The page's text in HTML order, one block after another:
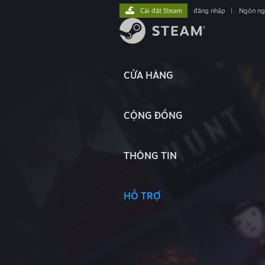
CỬA HÀNG
CỘNG ĐỒNG
THÔNG TIN
HỖ TRỢ
Cài đặt Steam đăng nhập Ngôn